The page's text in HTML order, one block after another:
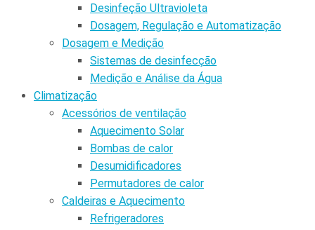
Desinfeção Ultravioleta
Dosagem, Regulação e Automatização
Dosagem e Medição
Sistemas de desinfecção
Medição e Análise da Água
Climatização
Acessórios de ventilação
Aquecimento Solar
Bombas de calor
Desumidificadores
Permutadores de calor
Caldeiras e Aquecimento
Refrigeradores